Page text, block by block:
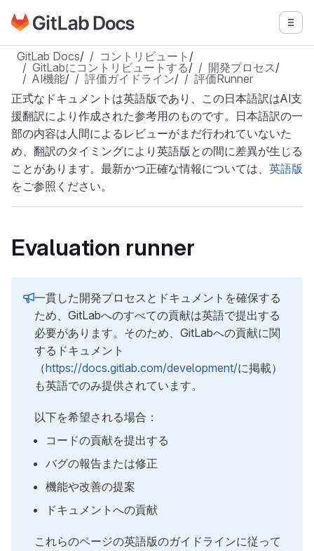
メインコンテンツにスキップ
GitLabドキュメントのホームページに移動 メニ
GitLab Docs/ コントリビュート /
GitLabにコントリビュートする/ 開発プロセス/
AI機能/ 評価ガイドライン/
評価Runner
正式なドキュメントは英語版であり、この日本語訳はAI支
援翻訳により作成された参考用のものです。日本語訳の一
部の内容は人間によるレビューがまだ行われていないた
め、翻訳のタイミングにより英語版との間に差異が生じる
ことがあります。最新かつ正確な情報については、 英語版
をご参照ください。
Evaluation runner
一貫した開発プロセスとドキュメントを確保する
ため、GitLabへのすべての貢献は英語で提出する
必要があります。そのため、GitLabへの貢献に関
するドキュメント
（https://docs.gitlab.com/development/に掲載）
も英語でのみ提供されています。
以下を希望される場合：
コードの貢献を提出する
バグの報告または修正
機能や改善の提案
ドキュメントへの貢献
これらのページの英語版のガイドラインに従って